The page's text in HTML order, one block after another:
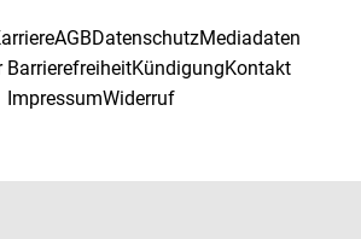
AGBDatenschutzMediadaten
BarrierefreiheitKündigungKontakt
ImpressumWiderruf